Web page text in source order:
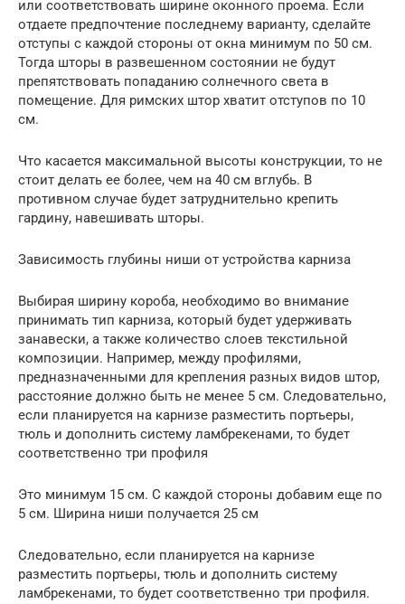
или соответствовать ширине оконного проема. Если
отдаете предпочтение последнему варианту, сделайте
отступы с каждой стороны от окна минимум по 50 см.
Тогда шторы в развешенном состоянии не будут
препятствовать попаданию солнечного света в
помещение. Для римских штор хватит отступов по 10
см.
Что касается максимальной высоты конструкции, то не
стоит делать ее более, чем на 40 см вглубь. В
противном случае будет затруднительно крепить
гардину, навешивать шторы.
Зависимость глубины ниши от устройства карниза
Выбирая ширину короба, необходимо во внимание
принимать тип карниза, который будет удерживать
занавески, а также количество слоев текстильной
композиции. Например, между профилями,
предназначенными для крепления разных видов штор,
расстояние должно быть не менее 5 см. Следовательно,
если планируется на карнизе разместить портьеры,
тюль и дополнить систему ламбрекенами, то будет
соответственно три профиля
Это минимум 15 см. С каждой стороны добавим еще по
5 см. Ширина ниши получается 25 см
Следовательно, если планируется на карнизе
разместить портьеры, тюль и дополнить систему
ламбрекенами, то будет соответственно три профиля.